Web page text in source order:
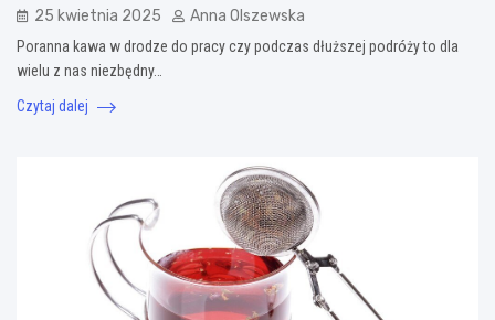
25 kwietnia 2025 Anna Olszewska
Poranna kawa w drodze do pracy czy podczas dłuższej podróży to dla
wielu z nas niezbędny…
Czytaj dalej